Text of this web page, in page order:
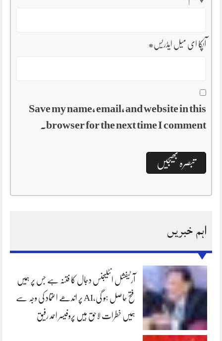
آپکا ای میل ایڈریس*
Save my name, email, and website in this
browser for the next time I comment.
اہم خبریں
آرٹیفشل انٹلیجنس دجال کا فتنہ ہے جس پر ہمیں
فتح حاصل ہو گی،AI پر اندھے اعتماد کی وجہ سے
ہمیں خطرات لاحق ہیں پروفیسر احمد رفیق